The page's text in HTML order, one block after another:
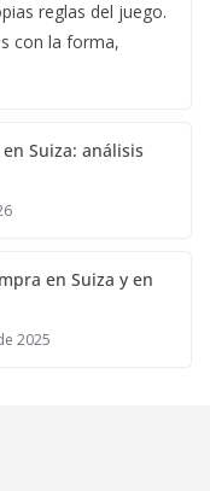
reglas del juego.
con la forma,
Suiza: análisis
en Suiza y en
2025